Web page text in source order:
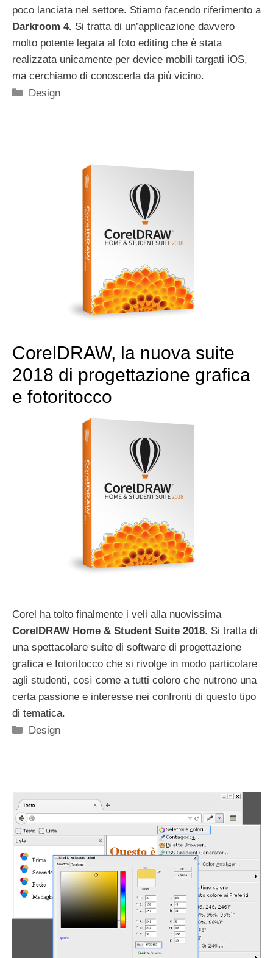
poco lanciata nel settore. Stiamo facendo riferimento a
Darkroom 4. Si tratta di un’applicazione davvero
molto potente legata al foto editing che è stata
realizzata unicamente per device mobili targati iOS,
ma cerchiamo di conoscerla da più vicino.
Categorie
Design
CorelDRAW, la nuova suite
2018 di progettazione grafica
e fotoritocco
Corel ha tolto finalmente i veli alla nuovissima
CorelDRAW Home & Student Suite 2018. Si tratta di
una spettacolare suite di software di progettazione
grafica e fotoritocco che si rivolge in modo particolare
agli studenti, così come a tutti coloro che nutrono una
certa passione e interesse nei confronti di questo tipo
di tematica.
Categorie
Design